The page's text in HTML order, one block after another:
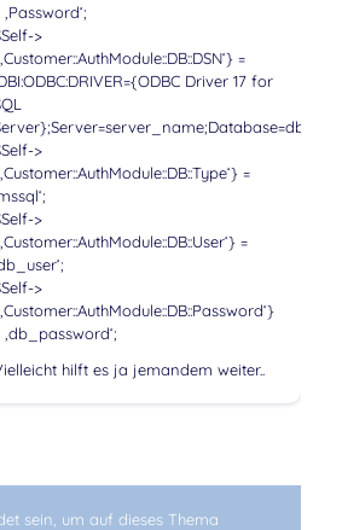
‚Password‘;
>
=
Driver 17 for
>
=
>
=
>
‚db_password‘;
hilft es ja jemandem weiter..
sein, um auf dieses Thema